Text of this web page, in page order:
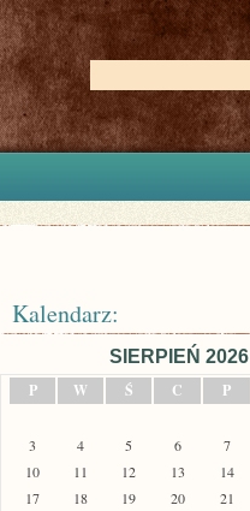
Kalendarz:
SIERPIEŃ 2026
P
W Ś C P
3
4 5 6 7
10
11 12 13 14
17
18 19 20 21